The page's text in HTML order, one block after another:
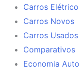
Carros
Carros Novos
Carros Usados
Comparativos
Economia